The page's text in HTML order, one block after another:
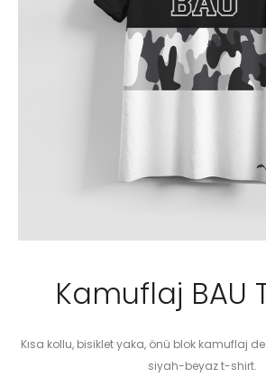
Kamuflaj BAU
Kısa kollu, bisiklet yaka, önü blok kamuflaj
siyah-beyaz t-shirt.